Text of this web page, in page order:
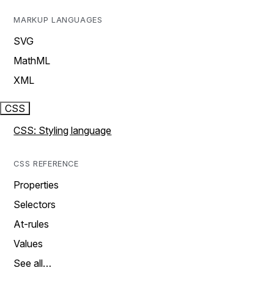
MARKUP LANGUAGES
SVG
MathML
XML
CSS
CSS: Styling language
CSS REFERENCE
Properties
Selectors
At-rules
Values
See all…